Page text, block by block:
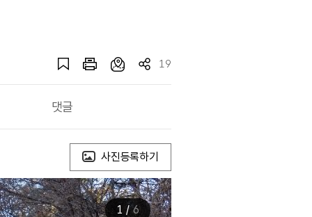
19
댓글
사진등록하기
1 /6